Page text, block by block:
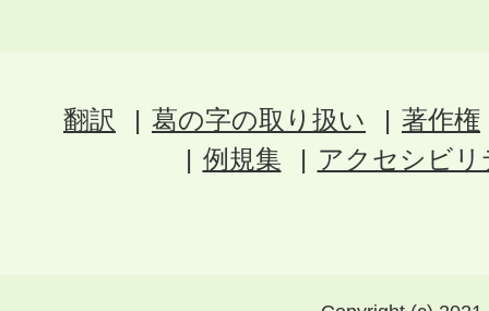
翻訳 葛の字の取り扱い
著作権
例規集
アクセシビ